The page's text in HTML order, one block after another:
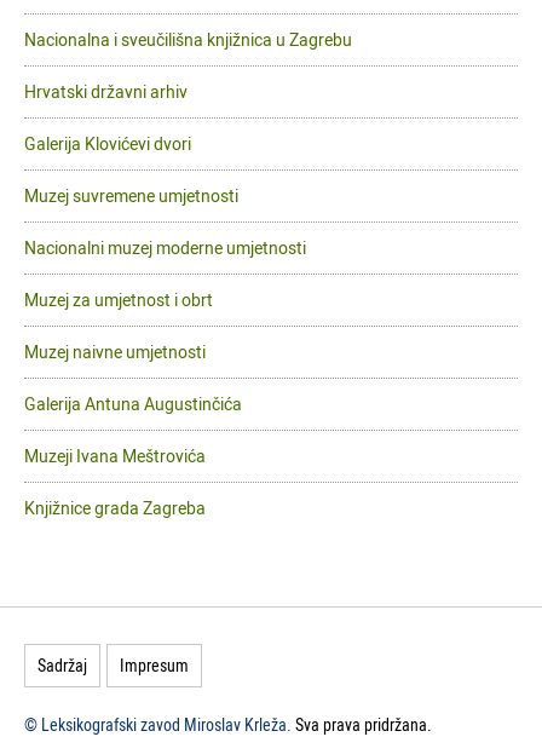
Nacionalna i sveučilišna knjižnica u Zagrebu
Hrvatski državni arhiv
Galerija Klovićevi dvori
Muzej suvremene umjetnosti
Nacionalni muzej moderne umjetnosti
Muzej za umjetnost i obrt
Muzej naivne umjetnosti
Galerija Antuna Augustinčića
Muzeji Ivana Meštrovića
Knjižnice grada Zagreba
© Leksikografski zavod Miroslav Krleža. Sva prava pridržana.
Sadržaj Impresum